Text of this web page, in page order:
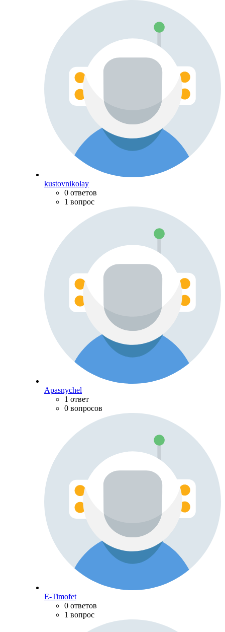
kustovnikolay
0 ответов
1 вопрос
Apasnychel
1 ответ
0 вопросов
E-Timofet
0 ответов
1 вопрос